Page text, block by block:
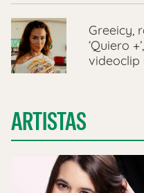
Greeicy,
‘Quiero
videoclip
ARTISTAS